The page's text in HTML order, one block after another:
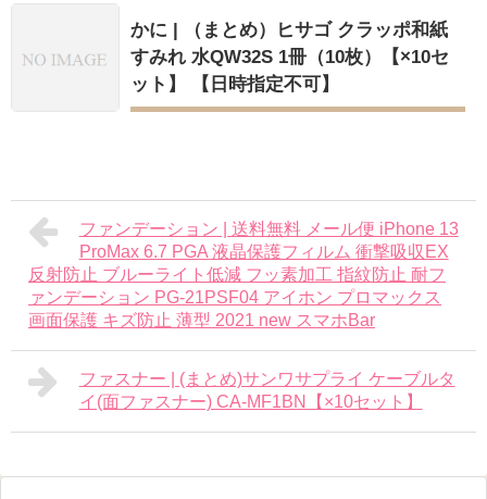
かに | （まとめ）ヒサゴ クラッポ和紙
すみれ 水QW32S 1冊（10枚）【×10セ
ット】 【日時指定不可】
ファンデーション | 送料無料 メール便 iPhone 13
ProMax 6.7 PGA 液晶保護フィルム 衝撃吸収EX
反射防止 ブルーライト低減 フッ素加工 指紋防止 耐フ
ァンデーション PG-21PSF04 アイホン プロマックス
画面保護 キズ防止 薄型 2021 new スマホBar
ファスナー | (まとめ)サンワサプライ ケーブルタ
イ(面ファスナー) CA-MF1BN【×10セット】